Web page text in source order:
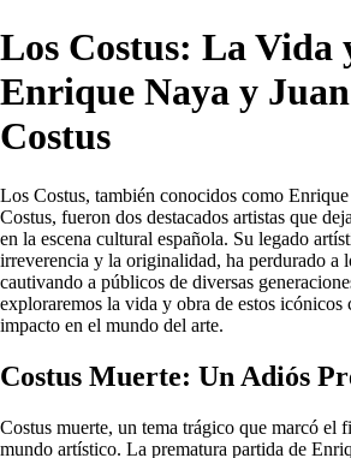
Los Costus: La Vida
Enrique Naya y
Costus
Los Costus, también conocidos como
Costus, fueron dos destacados artistas que
en la escena cultural española. Su legado
irreverencia y la originalidad, ha perdurado a
cautivando a públicos de diversas
exploraremos la vida y obra de estos icónicos
impacto en el mundo del arte.
Costus Muerte: Un Adiós
Costus muerte, un tema trágico que marcó el
mundo artístico. La prematura partida de